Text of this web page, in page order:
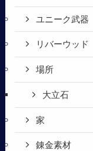
ユニーク武器
リバーウッド
場所
大立石
家
錬金素材